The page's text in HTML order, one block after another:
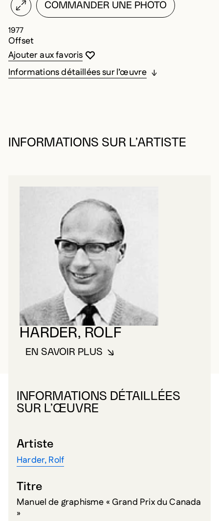
COMMANDER UNE PHOTO
1977
Offset
Vous devez être connecté pour ajouter
Fermer la modale
Ouvrir la modale
Ajouter aux favoris
Informations détaillées sur l’œuvre
INFORMATIONS SUR L’ARTISTE
HARDER, ROLF
EN SAVOIR PLUSÀ PROPOS DE HARDER, ROLF
INFORMATIONS DÉTAILLÉES
SUR L’ŒUVRE
Artiste
Harder, Rolf
Titre
Manuel de graphisme « Grand Prix du Canada
»